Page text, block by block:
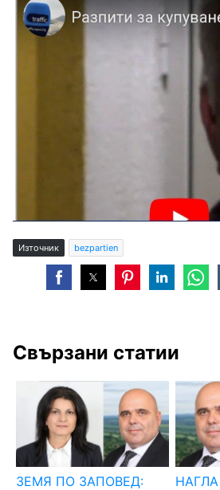
Източник bezpartien
Свързани статии
ЗЕМЯ ПО ЗАПОВЕД: